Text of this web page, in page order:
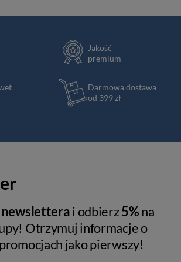
Jakość
premium
Darmowa dostawa
od 399 zł
newsletterai odbierz5%na
Otrzymuj informacje o
jako pierwszy!